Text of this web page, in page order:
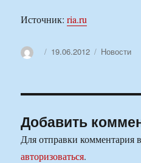
Источник:ria.ru
АвторОпубликовано
19.06.2012 Рубрики
Новости
Добавить
Для отправки комментария
авторизоваться.